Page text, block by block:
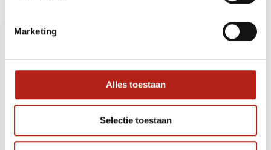
Marketing
Alles toestaan
Selectie toestaan